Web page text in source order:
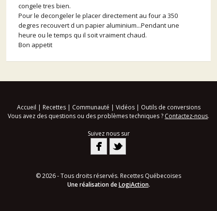
congele tres bien.
Pour le decongeler le placer directement au four a 350
degres recouvert d un papier aluminium...Pendant une
heure ou le temps qu il soit vraiment chaud.
Bon appetit
Accueil | Recettes| Communauté | Vidéos| Outils de conversions
Vous avez des questions ou des problèmes techniques ? Contactez-nous.
Suivez nous sur
© 2026 - Tous droits réservés. Recettes Québecoises
Une réalisation deLogiAction.